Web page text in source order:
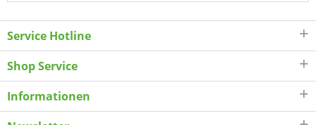
Service Hotline
Shop Service
Informationen